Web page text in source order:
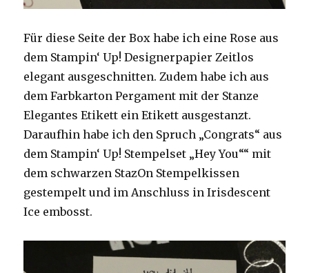
Für diese Seite der Box habe ich eine Rose aus
dem Stampin‘ Up! Designerpapier Zeitlos
elegant ausgeschnitten. Zudem habe ich aus
dem Farbkarton Pergament mit der Stanze
Elegantes Etikett ein Etikett ausgestanzt.
Daraufhin habe ich den Spruch „Congrats“ aus
dem Stampin‘ Up! Stempelset „Hey You““ mit
dem schwarzen StazOn Stempelkissen
gestempelt und im Anschluss in Irisdescent
Ice embosst.